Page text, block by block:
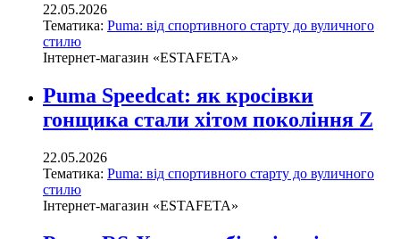
22.05.2026
Тематика: Puma: від спортивного старту до вуличного
стилю
Інтернет-магазин «ESTAFETA»
Puma Speedcat: як кросівки
гонщика стали хітом покоління Z
22.05.2026
Тематика: Puma: від спортивного старту до вуличного
стилю
Інтернет-магазин «ESTAFETA»